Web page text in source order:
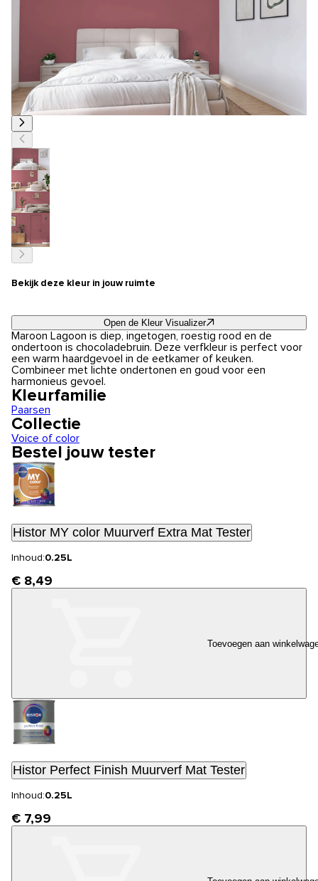
Bekijk deze kleur in jouw ruimte
Open de Kleur Visualizer
Maroon Lagoon is diep, ingetogen, roestig rood en de
ondertoon is chocoladebruin. Deze verfkleur is perfect voor
een warm haardgevoel in de eetkamer of keuken.
Combineer met lichte ondertonen en goud voor een
harmonieus gevoel.
Kleurfamilie
Paarsen
Collectie
Voice of color
Bestel jouw tester
Histor MY color Muurverf Extra Mat Tester
Inhoud:0.25L
€ 8,49
Toevoegen aan
Histor Perfect Finish Muurverf Mat Tester
Inhoud:0.25L
€ 7,99